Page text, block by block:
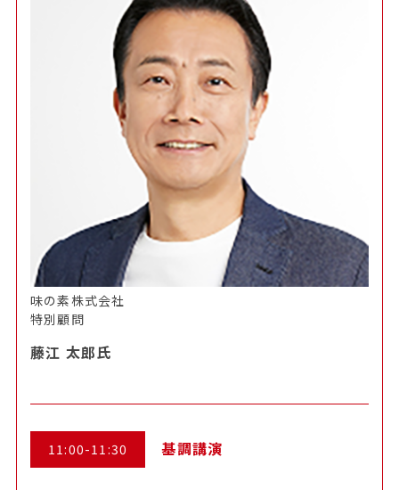
味の素株式会社
特別顧問
藤江 太郎氏
11:00-11:30 基調講演